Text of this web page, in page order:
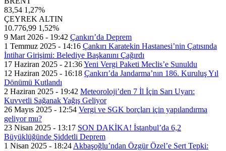
83,54 1,27%
ÇEYREK ALTIN
10.776,99 1,52%
9 Mart 2026 - 19:42 Çankırı’da Deprem
1 Temmuz 2025 - 14:16 Çankırı Karatekin Hastanesi’nin Çatısında
İntihar Girişimi: Belediye Başkanını Çağırdı
17 Haziran 2025 - 21:36Yeni Vergi Paketi Meclis’e Sunuldu
12 Haziran 2025 - 16:18 Çankırı’da Jandarma’nın 186. Kuruluş Yıl
Dönümü Kutlandı
2 Haziran 2025 - 19:42 Meteoroloji’den 7 İl İçin Sarı Uyarı:
Kuvvetli Sağanak Yağış Geliyor
26 Mayıs 2025 - 12:54 Vergi ve SGK borçları için yapılandırma
geliyor mu?
23 Nisan 2025 - 13:17 SON DAKİKA! İstanbul’da 6,2
Büyüklüğünde Şiddetli Deprem
1 Nisan 2025 - 18:24 Akbaşoğlu’ndan Özgür Özel’e Sert Tepki: